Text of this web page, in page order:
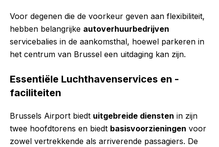
Voor degenen die de voorkeur geven aan flexibiliteit,
hebben belangrijke autoverhuurbedrijven
servicebalies in de aankomsthal, hoewel parkeren in
het centrum van Brussel een uitdaging kan zijn.
Essentiële Luchthavenservices en -
faciliteiten
Brussels Airport biedt uitgebreide diensten in zijn
twee hoofdtorens en biedt basisvoorzieningen voor
zowel vertrekkende als arriverende passagiers. De